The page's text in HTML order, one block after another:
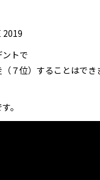
2019
トで
７位）することはでき
。